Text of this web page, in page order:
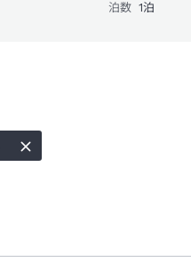
泊数 1泊